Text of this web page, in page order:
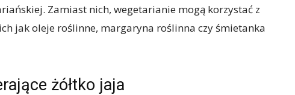
Zamiast nich, wegetarianie mogą korzystać z
jak oleje roślinne, margaryna roślinna czy śmietanka
żółtko jaja